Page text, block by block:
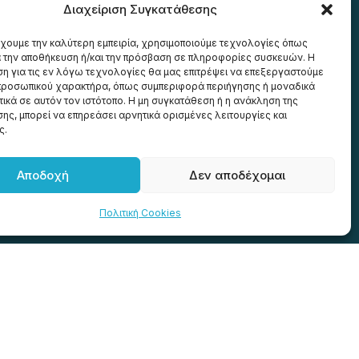
Διαχείριση Συγκατάθεσης
την καλύτερη εμπειρία, χρησιμοποιούμε τεχνολογίες όπως
την αποθήκευση ή/και την πρόσβαση σε πληροφορίες συσκευών. Η
για τις εν λόγω τεχνολογίες θα μας επιτρέψει να επεξεργαστούμε
χαρακτήρα, όπως συμπεριφορά περιήγησης ή μοναδικά
σε αυτόν τον ιστότοπο. Η μη συγκατάθεση ή η ανάκληση της
μπορεί να επηρεάσει αρνητικά ορισμένες λειτουργίες και
Αποδοχή Δεν αποδέχομαι
Πολιτική Cookies